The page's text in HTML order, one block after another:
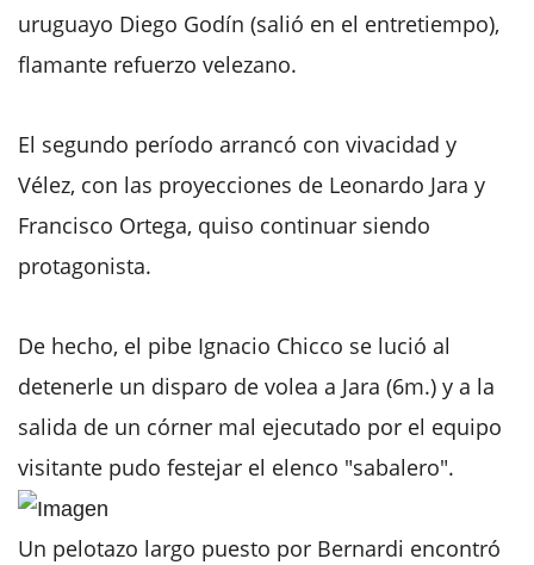
uruguayo Diego Godín (salió en el entretiempo),
flamante refuerzo velezano.
El segundo período arrancó con vivacidad y
Vélez, con las proyecciones de Leonardo Jara y
Francisco Ortega, quiso continuar siendo
protagonista.
De hecho, el pibe Ignacio Chicco se lució al
detenerle un disparo de volea a Jara (6m.) y a la
salida de un córner mal ejecutado por el equipo
visitante pudo festejar el elenco "sabalero".
Un pelotazo largo puesto por Bernardi encontró